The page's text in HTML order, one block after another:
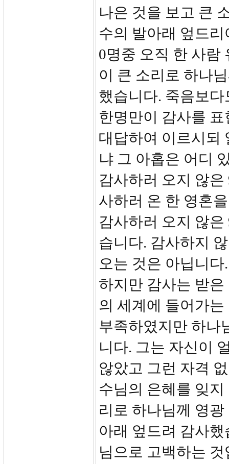
나은 것을 보고 큰
수의 발아래 엎드
0명중 오직 한 사람
이 큰 소리로 하나
했습니다. 죽음보
한명만이 감사를
대답하여 이르시되
냐 그 아홉은 어디
감사하러 오지 않
사하러 온 한 영혼
감사하러 오지 않
습니다. 감사하지
오는 것은 아닙니
하지만 감사는 받
의 세계에 들어가
부족하였지만 하나
니다. 그는 자신이
않았고 그런 자격
수님의 은혜를 잊
리로 하나님께 영
아래 엎드려 감사
님으로 고백하는